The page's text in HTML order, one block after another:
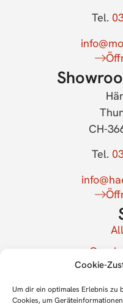
Cookie-
Um dir ein optimales Erlebnis zu
Cookies, um
Tel.
CH-
Tel.